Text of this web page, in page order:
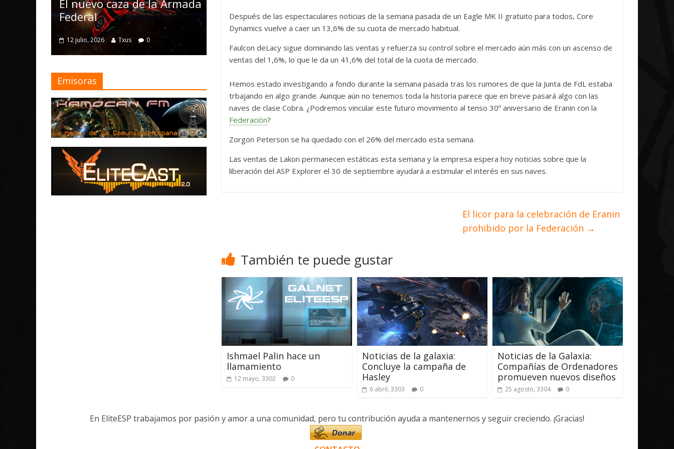
Después de las espectaculares noticias de la semana pasada de un Eagle MK II gratuito para todos, Core
Dynamics vuelve a caer un 13,6% de su cuota de mercado habitual.
Faulcon deLacy sigue dominando las ventas y refuerza su control sobre el mercado aún más con un ascenso de
ventas del 1,6%, lo que le da un 41,6% del total de la cuota de mercado.
Hemos estado investigando a fondo durante la semana pasada tras los rumores de que la Junta de FdL estaba
trbajando en algo grande. Aunque aún no tenemos toda la historia parece que en breve pasará algo con las
naves de clase Cobra. ¿Podremos vincular este futuro movimiento al tenso 30º aniversario de Eranin con la
Federación?
Zorgon Peterson se ha quedado con el 26% del mercado esta semana.
Las ventas de Lakon permanecen estáticas esta semana y la empresa espera hoy noticias sobre que la
liberación del ASP Explorer el 30 de septiembre ayudará a estimular el interés en sus naves.
El licor para la celebración de Eranin
prohibido por la Federación →
También te puede gustar
Ishmael Palin hace un
llamamiento
12 mayo, 3302 0
Noticias de la galaxia:
Concluye la campaña de
Hasley
6 abril, 3303 0
Noticias de la Galaxia:
Compañías de Ordenadores
promueven nuevos diseños
25 agosto, 3304 0
caza de la Armada
0
mejoras
4 julio, 2026 Txus
Mayo de 2026
14 abril, 2026
Emisoras
En EliteESP trabajamos por pasión y amor a una comunidad, pero tu contribución ayuda a mantenernos y seguir creciendo. ¡Gracias!